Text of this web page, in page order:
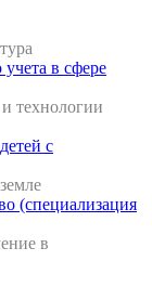
в сфере
технологии
с
(специализация
в